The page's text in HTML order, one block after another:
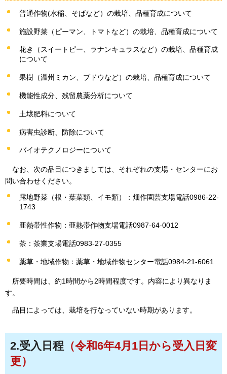
普通作物(水稲、そばなど）の栽培、品種育成について
施設野菜（ピーマン、トマトなど）の栽培、品種育成について
花き（スイートピー、ラナンキュラスなど）の栽培、品種育成
について
果樹（温州ミカン、ブドウなど）の栽培、品種育成について
機能性成分、残留農薬分析について
土壌肥料について
病害虫診断、防除について
バイオテクノロジーについて
なお、 次の品目につきましては、それぞれの支場・センターにお
問い合わせください。
露地野菜（根・葉菜類、イモ類）：畑作園芸支場電話0986-22-
1743
亜熱帯性作物：亜熱帯作物支場電話0987-64-0012
茶：茶業支場電話0983-27-0355
薬草・地域作物：薬草・地域作物センター電話0984-21-6061
所要時間は 、約1時間から2時間程度です。内容により異なりま
す。
品目 によっては、栽培を行なっていない時期があります。
2.受入日程 （令和6年4月1日から受入日変
更）